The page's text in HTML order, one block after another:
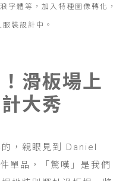
字體等，加入特種圖像轉化，
裝設計中。
滑板場上
大秀
，親眼見到 Daniel
單品，「驚嘆」是我們